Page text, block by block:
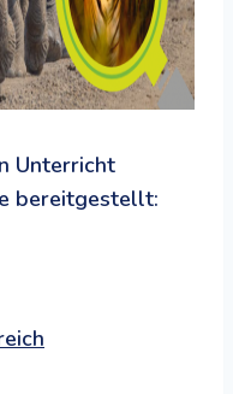
Unterricht
bereitgestellt: